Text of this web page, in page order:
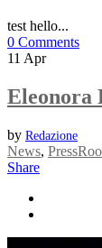
test hello...
0 Comments
11 Apr
Eleonora
by Redazione
News,
Share